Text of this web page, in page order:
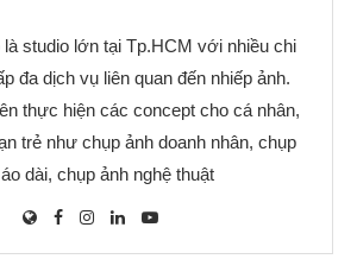
là studio lớn tại Tp.HCM với nhiều chi
đa dịch vụ liên quan đến nhiếp ảnh.
thực hiện các concept cho cá nhân,
trẻ như chụp ảnh doanh nhân, chụp
dài, chụp ảnh nghệ thuật